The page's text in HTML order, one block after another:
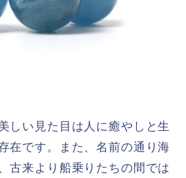
しい見た目は人に癒やしと生
在です。また、名前の通り海
古来より船乗りたちの間では